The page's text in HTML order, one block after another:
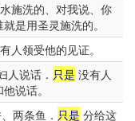
施洗的、对我说、你
是用圣灵施洗的。
人领受他的见证。
人说话． 只是 没有人
说话。
两条鱼． 只是 分给这